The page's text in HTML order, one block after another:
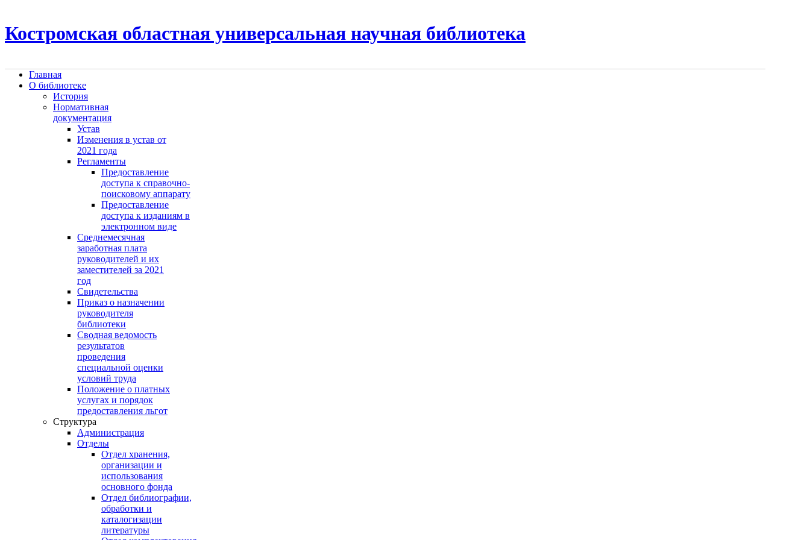
Костромская областная универсальная научная библиотека
Главная
О библиотеке
История
Нормативная
документация
Устав
Изменения в устав от
2021 года
Регламенты
Предоставление
доступа к справочно-
поисковому аппарату
Предоставление
доступа к изданиям в
электронном виде
Среднемесячная
заработная плата
руководителей и их
заместителей за 2021
год
Свидетельства
Приказ о назначении
руководителя
библиотеки
Сводная ведомость
результатов
проведения
специальной оценки
условий труда
Положение о платных
услугах и порядок
предоставления льгот
Структура
Администрация
Отделы
Отдел хранения,
организации и
использования
основного фонда
Отдел библиографии,
обработки и
каталогизации
литературы